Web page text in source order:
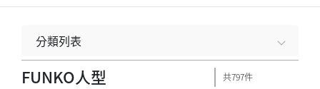
分類列表
FUNKO人型 共797件